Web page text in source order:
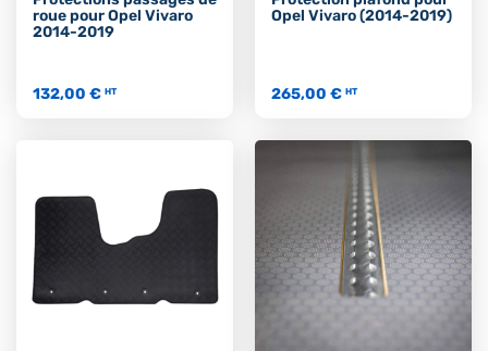
roue pour Opel Vivaro
2014-2019
132,00 € HT
Opel Vivaro (2014-2019)
265,00 € HT